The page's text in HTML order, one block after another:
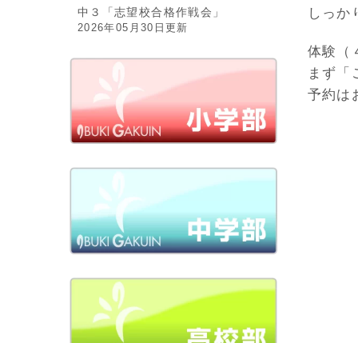
しっか
体験（
まず「
予約は
中３「志望校合格作戦会」
2026年05月30日更新